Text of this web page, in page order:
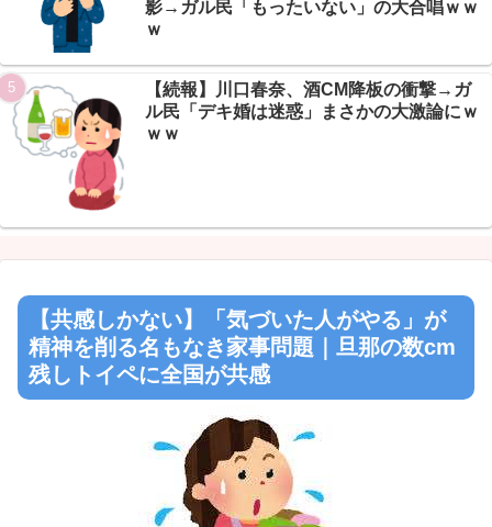
影→ガル民「もったいない」の大合唱ｗｗ
ｗ
【続報】川口春奈、酒CM降板の衝撃→ガ
ル民「デキ婚は迷惑」まさかの大激論にｗ
ｗｗ
【共感しかない】「気づいた人がやる」が
精神を削る名もなき家事問題｜旦那の数cm
残しトイペに全国が共感